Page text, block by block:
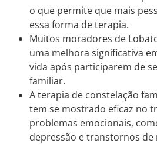
o que permite que mais
essa forma de terapia.
Muitos moradores de
uma melhora significativa
vida após participarem de
familiar.
A terapia de constelação
tem se mostrado eficaz no
problemas emocionais,
depressão e transtornos